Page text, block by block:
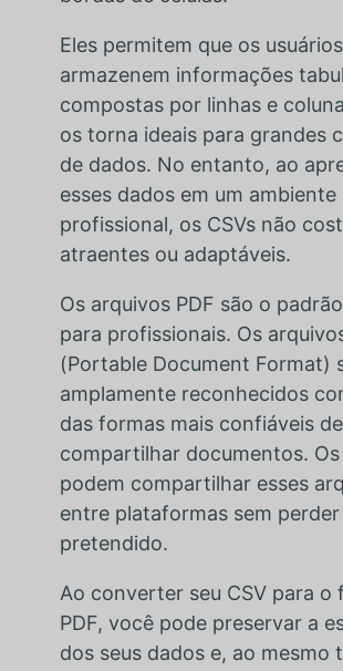
Eles permitem que os usuários
armazenem informações
compostas por linhas e
os torna ideais para grandes
de dados. No entanto, ao
esses dados em um ambiente
profissional, os CSVs não
atraentes ou adaptáveis.
Os arquivos PDF são o
para profissionais. Os
(Portable Document Format)
amplamente reconhecidos
das formas mais confiáveis de
compartilhar documentos. Os
podem compartilhar esses
entre plataformas sem
pretendido.
Ao converter seu CSV para o
PDF, você pode preservar a
dos seus dados e, ao mesmo